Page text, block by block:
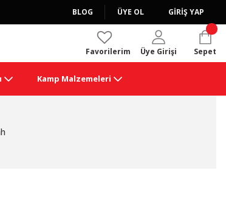
BLOG ÜYE OL GİRİŞ YAP
Favorilerim Üye Girişi Sepet
Kamp Malzemeleri